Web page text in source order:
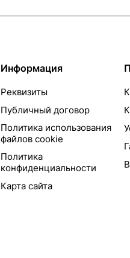
Информация
Реквизиты
Публичный договор
Политика использования
файлов cookie
Политика
конфиденциальности
Карта сайта